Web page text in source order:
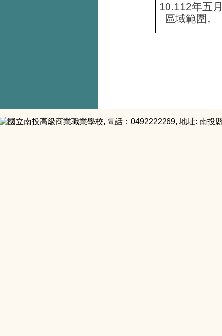
10.112年五
區域範圍。